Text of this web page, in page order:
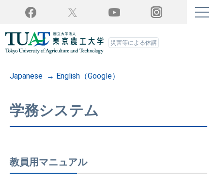
Facebook Twitter YouTube Instagram
災害等による休講
Japanese → English（Google）
学務システム
教員用マニュアル